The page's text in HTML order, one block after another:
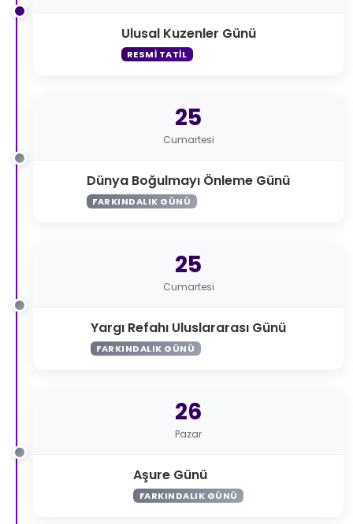
Ulusal Kuzenler Günü
RESMI TATIL
25
Cumartesi
Dünya Boğulmayı Önleme Günü
FARKINDALIK GÜNÜ
25
Cumartesi
Yargı Refahı Uluslararası Günü
FARKINDALIK GÜNÜ
26
Pazar
Aşure Günü
FARKINDALIK GÜNÜ